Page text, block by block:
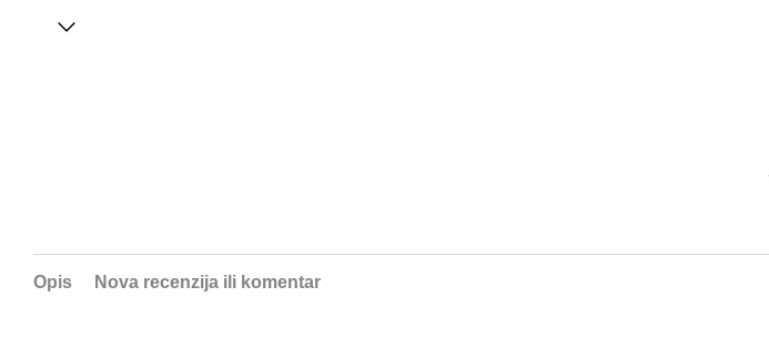
Opis Nova recenzija ili komentar